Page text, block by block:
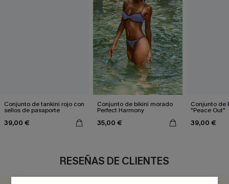
Conjunto de tankini rojo con
sellos de pasaporte
39,00 €
Conjunto de bikini morado
Perfect Harmony
35,00 €
Conjunto de
"Peace Out"
39,00 €
RESEÑAS DE CLIENTES